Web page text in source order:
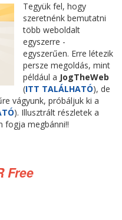
Tegyük fel, hogy
szeretnénk bemutatni
több weboldalt
egyszerre -
egyszerűen. Erre létezik
persze megoldás, mint
például a JogTheWeb
(ITT TALÁLHATÓ), de
vágyunk, próbáljuk ki a
). Illusztrált részletek a
fogja megbánni!!
Free